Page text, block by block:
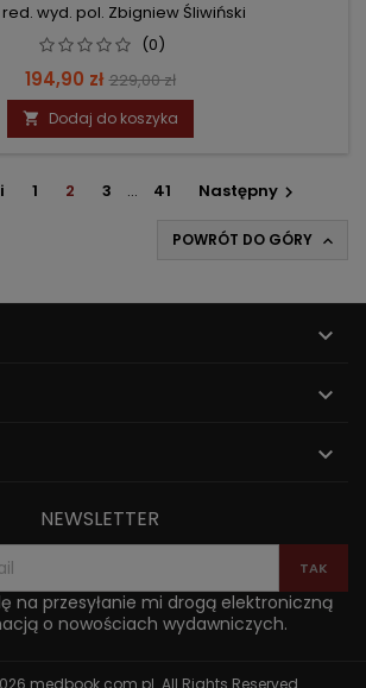
wyd. pol. Zbigniew Śliwiński
(0)
Cena
194,90 zł Cena
podstawowa
229,00 zł
 Dodaj do koszyka
1 2 3 … 41 Następny 
POWRÓT DO GÓRY 



NEWSLETTER
na przesyłanie mi drogą elektroniczną
o nowościach wydawniczych.